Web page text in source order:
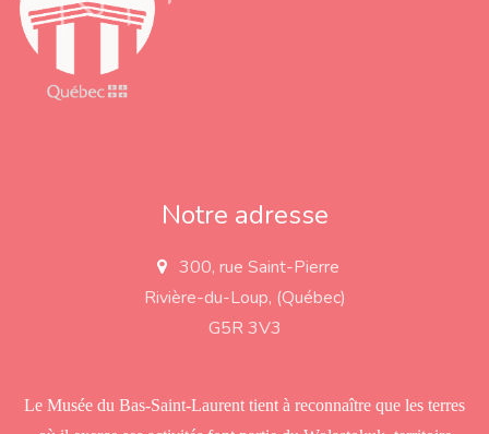
Notre adresse
a
d
300, rue Saint-Pierre
Rivière-du-Loup, (Québec)
G5R 3V3
Le Musée du Bas-Saint-Laurent tient à reconnaître que les terres